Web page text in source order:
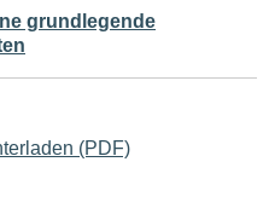
grundlegende
(PDF)